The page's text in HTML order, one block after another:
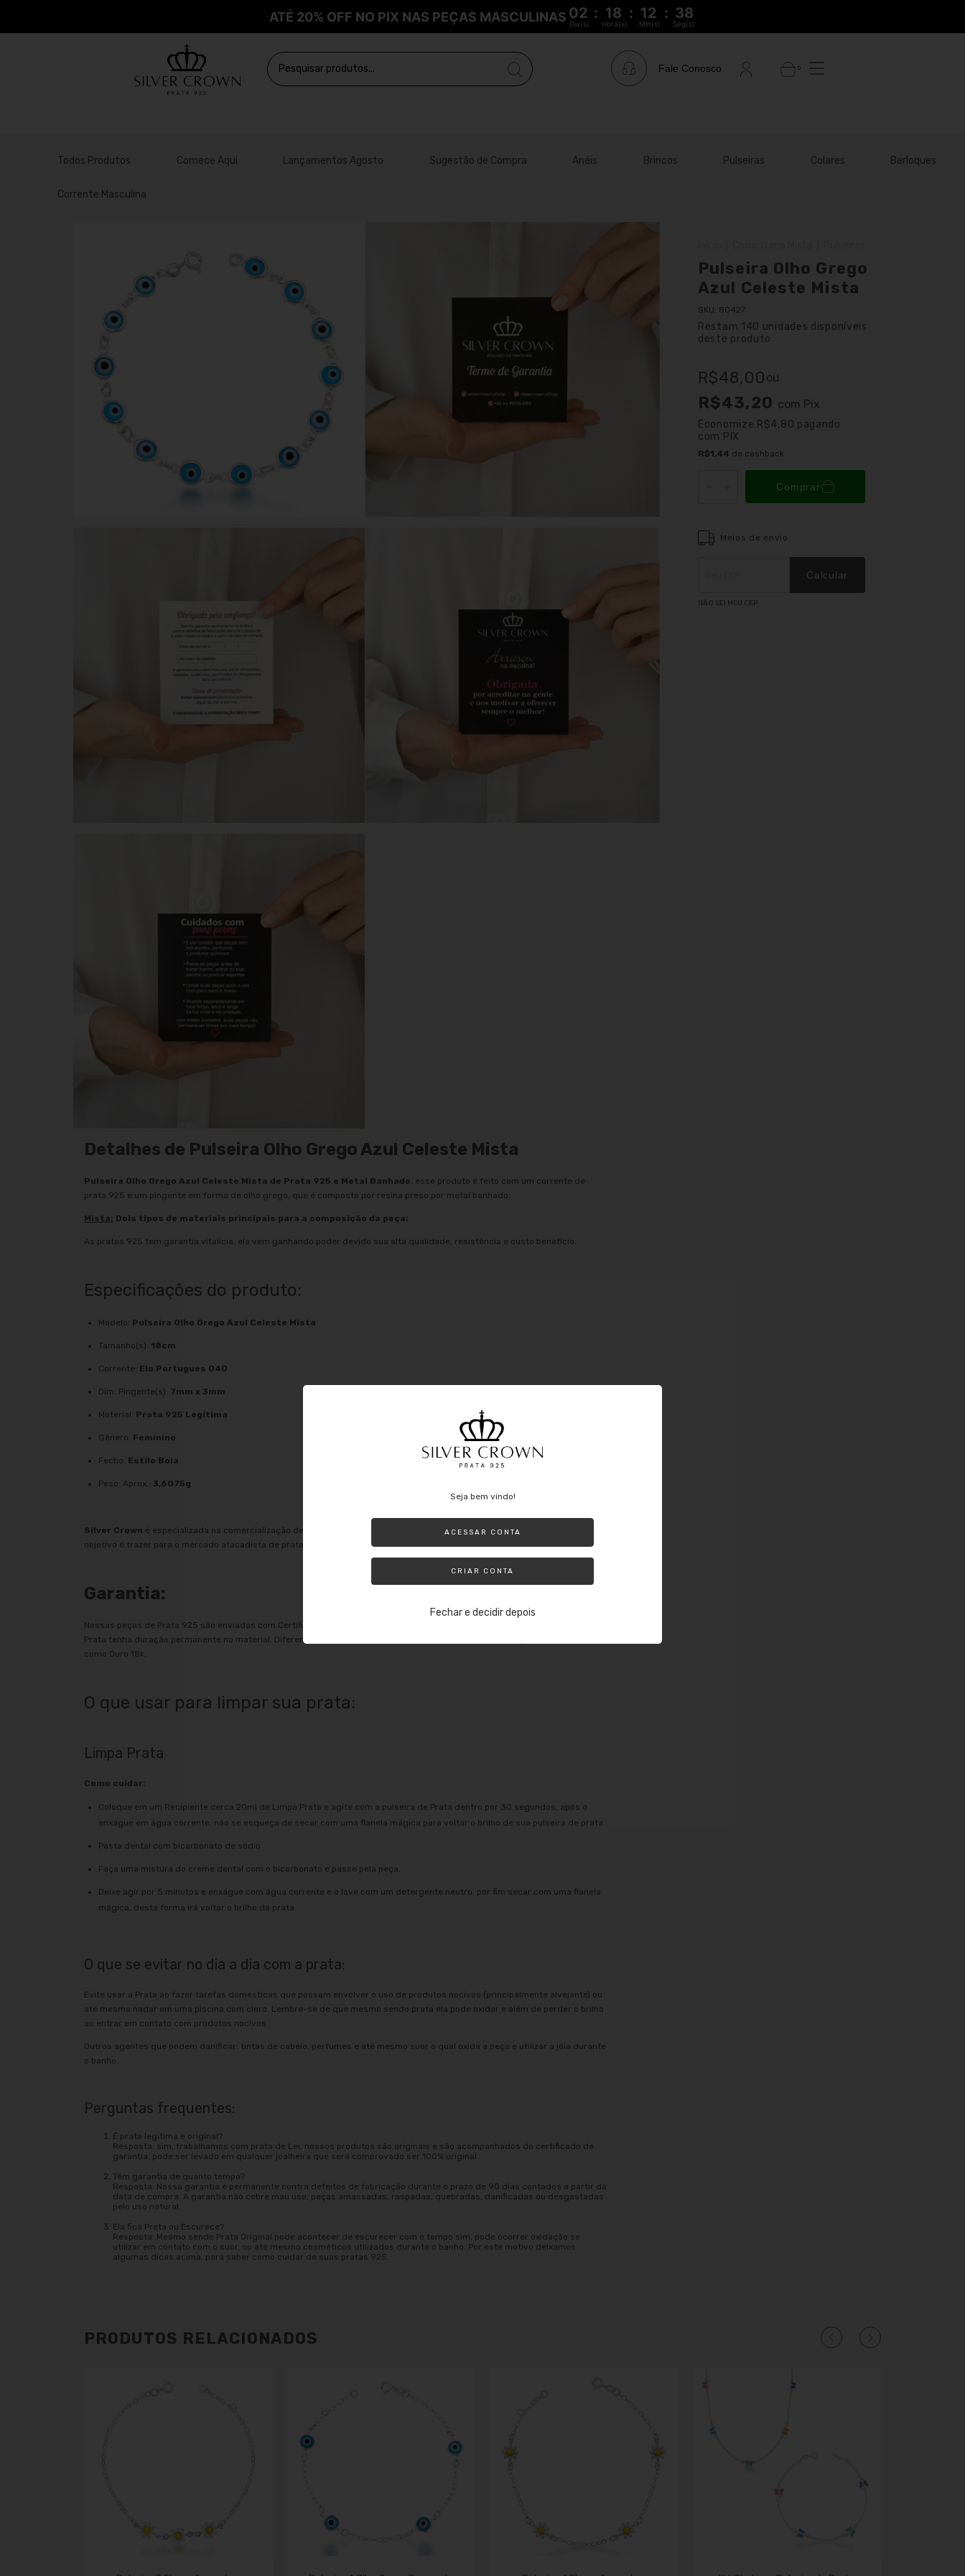
ATÉ 20% OFF NO PIX NAS PEÇAS MASCULINAS 02 : 18 : 12 : 37
Dia(s) Hora(s) Min(s) Seg(s)
Fale Conosco 0
Todos Produtos Comece Aqui Lançamentos Agosto Sugestão de Compra Anéis Brincos Pulseiras Colares Berloques
Corrente Masculina
Pulseira Olho Grego
Azul Celeste Mista
SKU: 80427
Restam 140 unidades disponíveis
deste produto
R$48,00 ou
R$43,20 com Pix
Economize R$4,80 pagando
com PIX
R$1,44 de cashback
Comprar
Meios de envio
ALTERAR CEP
Calcular
NÃO SEI MEU CEP
Detalhes de Pulseira Olho Grego Azul Celeste Mista
Pulseira Olho Grego Azul Celeste Mista de Prata 925 e Metal Banhado, esse produto é feito com um corrente de
prata 925 e um pingente em forma de olho grego, que é composto por resina preso por metal banhado;
Mista: Dois tipos de materiais principais para a composição da peça;
As pratas 925 tem garantia vitalícia, ela vem ganhando poder devido sua alta qualidade, resistência e custo benefício.
Especificações do produto:
Modelo: Pulseira Olho Grego Azul Celeste Mista
Tamanho(s): 18cm
Corrente: Elo Portugues 040
Dim. Pingente(s): 7mm x 3mm
Material: Prata 925 Legítima
Gênero: Feminino
Fecho: Estilo Boia
Peso: Aprox.: 3,6075g
Silver Crown é especializada na comercialização de joias em prata 925 no atacado para revendedoras e joalherias. Nosso
objetivo é trazer para o mercado atacadista de prata os modelos clássicos de jóias de qualidade.
Garantia:
Nossas peças de Prata 925 são enviadas com Certificado de Garantia de Autenticidade da Prata 925, garantimos que nossa
Prata tenha duração permanente no material. Diferentemente de Bijuterias, Joias em Prata 925 tem Duração Eterna assim
como Ouro 18k.
O que usar para limpar sua prata:
Limpa Prata
Como cuidar:
Coloque em um Recipiente cerca 20ml de Limpa Prata e agite com a pulseira de Prata dentro por 30 segundos, após o
enxágue em água corrente, não se esqueça de secar com uma flanela mágica para voltar o brilho de sua pulseira de prata.
Pasta dental com bicarbonato de sódio
Faça uma mistura do creme dental com o bicarbonato e passe pela peça.
Deixe agir por 5 minutos e enxágue com água corrente e o lave com um detergente neutro, por fim secar com uma flanela
mágica, desta forma irá voltar o brilho da prata.
O que se evitar no dia a dia com a prata:
Evite usar a Prata ao fazer tarefas domésticas que possam envolver o uso de produtos nocivos (principalmente alvejante) ou
até mesmo nadar em uma piscina com cloro. Lembre-se de que mesmo sendo prata ela pode oxidar e além de perder o brilho
ao entrar em contato com produtos nocivos.
Outros agentes que podem danificar: tintas de cabelo, perfumes e até mesmo suor o qual oxida a peça e utilizar a jóia durante
o banho.
Perguntas frequentes:
É prata legitima e original?
Resposta: sim, trabalhamos com prata de Lei, nossos produtos são originais e são acompanhados do certificado de
garantia, pode ser levado em qualquer joalheira que será comprovado ser 100% original.
Têm garantia de quanto tempo?
Resposta: Nossa garantia é permanente contra defeitos de fabricação durante o prazo de 90 dias contados a partir da
data de compra. A garantia não cobre mau uso, peças amassadas, raspadas, quebradas, danificadas ou desgastadas
pelo uso natural.
Ela fica Preta ou Escurece?
Resposta: Mesmo sendo Prata Original pode acontecer de escurecer com o tempo sim, pode ocorrer oxidação se
utilizar em contato com o suor, ou até mesmo cosméticos utilizados durante o banho. Por este motivo deixamos
algumas dicas acima, para saber como cuidar de suas pratas 925.
PRODUTOS RELACIONADOS
Seja bem vindo!
ACESSAR CONTA
CRIAR CONTA
Fechar e decidir depois